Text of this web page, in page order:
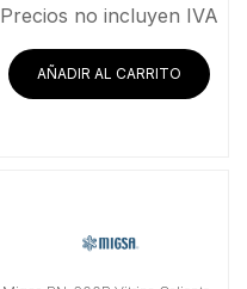
Precios no incluyen IVA
AÑADIR AL CARRITO